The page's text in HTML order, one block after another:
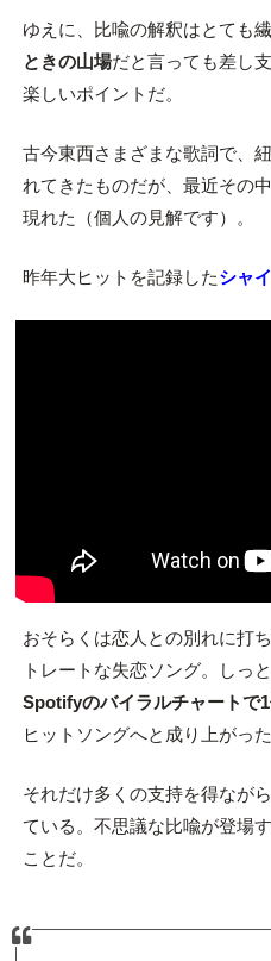
ゆえに、比喩の解釈はとても繊
ときの山場だと言っても差し
楽しいポイントだ。
古今東西さまざまな歌詞で、
れてきたものだが、最近その
現れた（個人の見解です）。
昨年大ヒットを記録したシャ
おそらくは恋人との別れに打
トレートな失恋ソング。しっ
Spotifyのバイラルチャートで
ヒットソングへと成り上がった
それだけ多くの支持を得なが
ている。不思議な比喩が登場
ことだ。